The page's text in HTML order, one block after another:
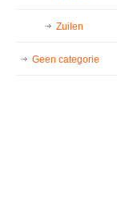
Zuilen
Geen categorie